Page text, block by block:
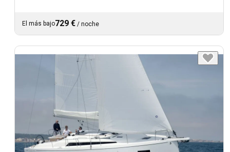
El más bajo729 € / noche